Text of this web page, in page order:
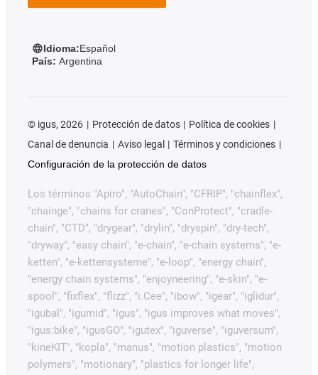
Idioma:Español
País: Argentina
© igus, 2026 Protección de datos
Política de cookies
Canal de denuncia
Aviso legal
Términos y condiciones
Configuración de la protección de datos
Los términos "Apiro", "AutoChain", "CFRIP", "chainflex",
"chainge", "chains for cranes", "ConProtect", "cradle-
chain", "CTD", "drygear", "drylin", "dryspin", "dry-tech",
"dryway", "easy chain", "e-chain", "e-chain systems", "e-
ketten", "e-kettensysteme", "e-loop", "energy chain",
"energy chain systems", "enjoyneering", "e-skin", "e-
spool", "fixflex", "flizz", "i.Cee", "ibow", "igear", "iglidur",
"igubal", "igumid", "igus", "igus improves what moves",
"igus:bike", "igusGO", "igutex", "iguverse", "iguversum",
"kineKIT", "kopla", "manus", "motion plastics", "motion
polymers", "motionary", "plastics for longer life",